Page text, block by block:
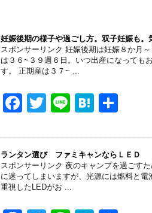
妊娠後期の様子や過ごし方。双子妊娠も
スポンサーリンク 妊娠後期は妊娠８か月
は３６~３９週６日。いつ出産になっても
す。 正期産は３７~ ...
F
c
e
b
T
tt
er
Li
e
H
e
n
a
ランタン選び ファミキャンならＬＥＤ
スポンサーリンク 夜のキャンプを過ごす
に迷ってしまいますが、光源には燃料と
重視したLEDがお ...